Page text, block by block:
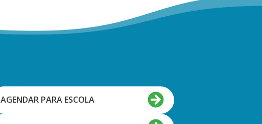
AGENDAR PARA ESCOLA